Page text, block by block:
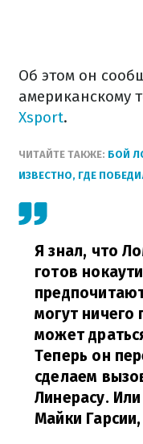
Об этом он
американскому
Xsport.
ЧИТАЙТЕ ТАКЖЕ: БОЙ
ИЗВЕСТНО, ГДЕ
Я знал, что
готов
могут ничего
может
Теперь он
сделаем
Линерасу.
Майки Гарсии,